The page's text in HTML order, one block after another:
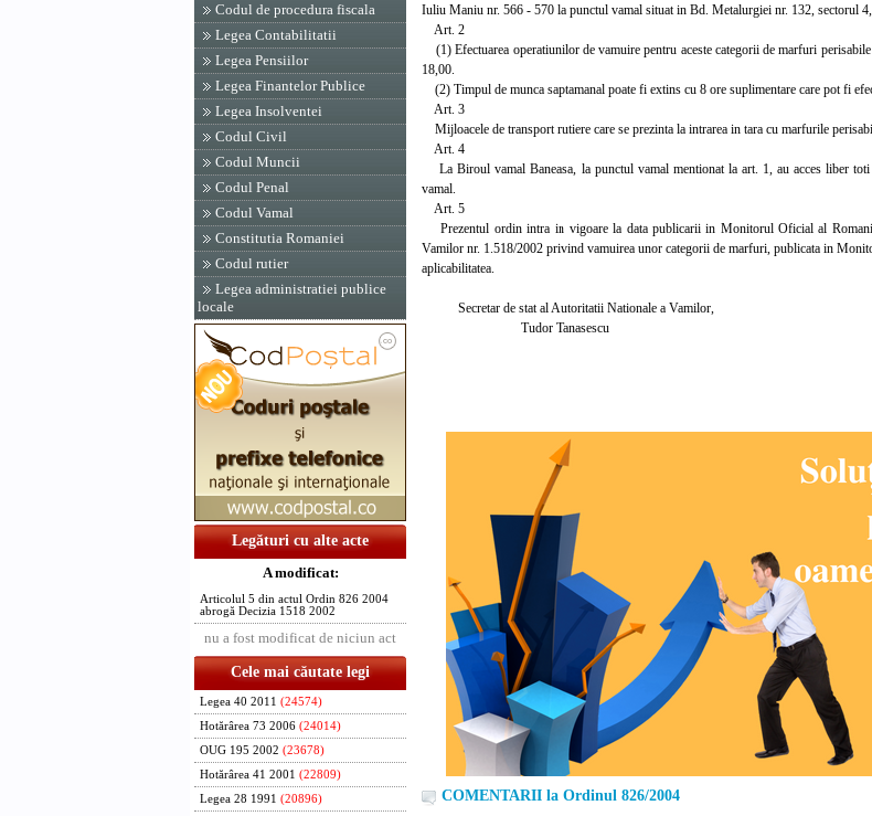
Codul de procedura fiscala
Legea Contabilitatii
Legea Pensiilor
Legea Finantelor Publice
Legea Insolventei
Codul Civil
Codul Muncii
Codul Penal
Codul Vamal
Constitutia Romaniei
Codul rutier
Legea administratiei publice
locale
Legături cu alte acte
A modificat:
Articolul 5 din actul Ordin 826 2004
abrogă Decizia 1518 2002
nu a fost modificat de niciun act
Cele mai căutate legi
Legea 40 2011 (24574)
Hotărârea 73 2006 (24014)
OUG 195 2002 (23678)
Hotărârea 41 2001 (22809)
Legea 28 1991 (20896)
Iuliu Maniu nr. 566 - 570 la punctul vamal situat in Bd. Metalurgiei nr. 132, sectorul
Art. 2
(1) Efectuarea operatiunilor de vamuire pentru aceste categorii de marfuri
18,00.
(2) Timpul de munca saptamanal poate fi extins cu 8 ore suplimentare care pot fi
Art. 3
Mijloacele de transport rutiere care se prezinta la intrarea in tara cu marfurile
Art. 4
La Biroul vamal Baneasa, la punctul vamal mentionat la art. 1, au acces liber
vamal.
Art. 5
Prezentul ordin intra in vigoare la data publicarii in Monitorul Oficial al
Vamilor nr. 1.518/2002 privind vamuirea unor categorii de marfuri, publicata in
aplicabilitatea.
Secretar de stat al Autoritatii Nationale a Vamilor,
Tudor Tanasescu
COMENTARII la Ordinul 826/2004